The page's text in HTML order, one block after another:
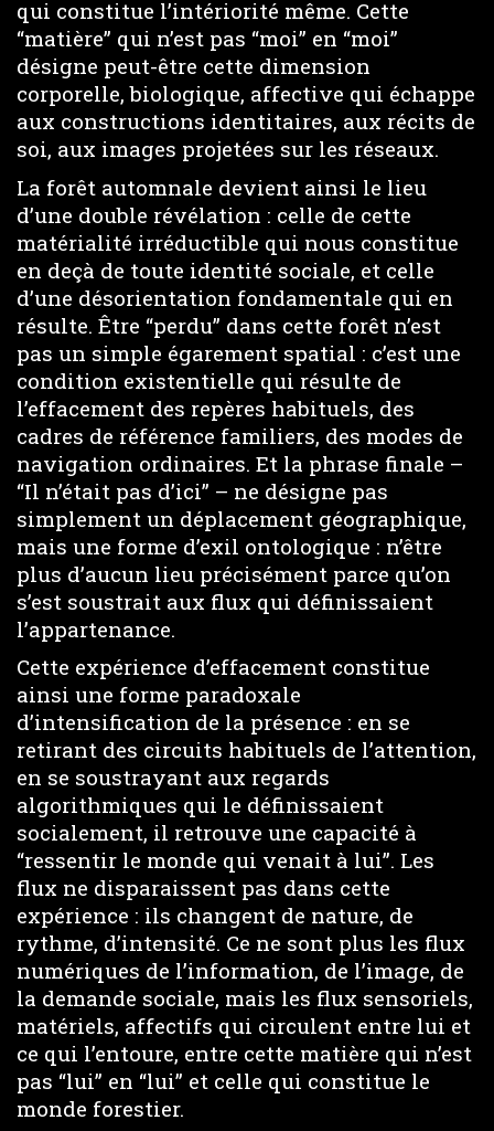
qui constitue l’intériorité même. Cette
“matière” qui n’est pas “moi” en “moi”
désigne peut-être cette dimension
corporelle, biologique, affective qui échappe
aux constructions identitaires, aux récits de
soi, aux images projetées sur les réseaux.
La forêt automnale devient ainsi le lieu
d’une double révélation : celle de cette
matérialité irréductible qui nous constitue
en deçà de toute identité sociale, et celle
d’une désorientation fondamentale qui en
résulte. Être “perdu” dans cette forêt n’est
pas un simple égarement spatial : c’est une
condition existentielle qui résulte de
l’effacement des repères habituels, des
cadres de référence familiers, des modes de
navigation ordinaires. Et la phrase finale –
“Il n’était pas d’ici” – ne désigne pas
simplement un déplacement géographique,
mais une forme d’exil ontologique : n’être
plus d’aucun lieu précisément parce qu’on
s’est soustrait aux flux qui définissaient
l’appartenance.
Cette expérience d’effacement constitue
ainsi une forme paradoxale
d’intensification de la présence : en se
retirant des circuits habituels de l’attention,
en se soustrayant aux regards
algorithmiques qui le définissaient
socialement, il retrouve une capacité à
“ressentir le monde qui venait à lui”. Les
flux ne disparaissent pas dans cette
expérience : ils changent de nature, de
rythme, d’intensité. Ce ne sont plus les flux
numériques de l’information, de l’image, de
la demande sociale, mais les flux sensoriels,
matériels, affectifs qui circulent entre lui et
ce qui l’entoure, entre cette matière qui n’est
pas “lui” en “lui” et celle qui constitue le
monde forestier.